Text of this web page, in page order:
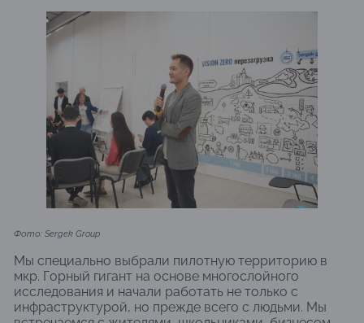
Фото: Sergek Group
Мы специально выбрали пилотную территорию в
мкр. Горный гигант на основе многослойного
исследования и начали работать не только с
инфраструктурой, но прежде всего с людьми. Мы